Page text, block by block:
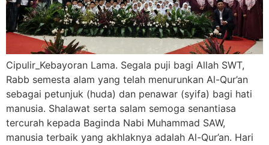
Cipulir_Kebayoran Lama. Segala puji bagi Allah SWT,
Rabb semesta alam yang telah menurunkan Al-Qur’an
sebagai petunjuk (huda) dan penawar (syifa) bagi hati
manusia. Shalawat serta salam semoga senantiasa
tercurah kepada Baginda Nabi Muhammad SAW,
manusia terbaik yang akhlaknya adalah Al-Qur’an. Hari